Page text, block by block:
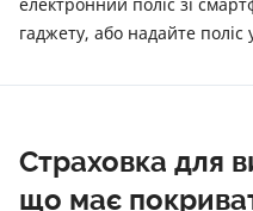
гаджету, або надайте поліс
Страховка для
що має